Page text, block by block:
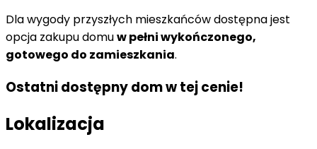
Dla wygody przyszłych mieszkańców dostępna jest
opcja zakupu domuw pełni wykończonego,
gotowego do zamieszkania.
Ostatni dostępny dom w tej cenie!
Lokalizacja